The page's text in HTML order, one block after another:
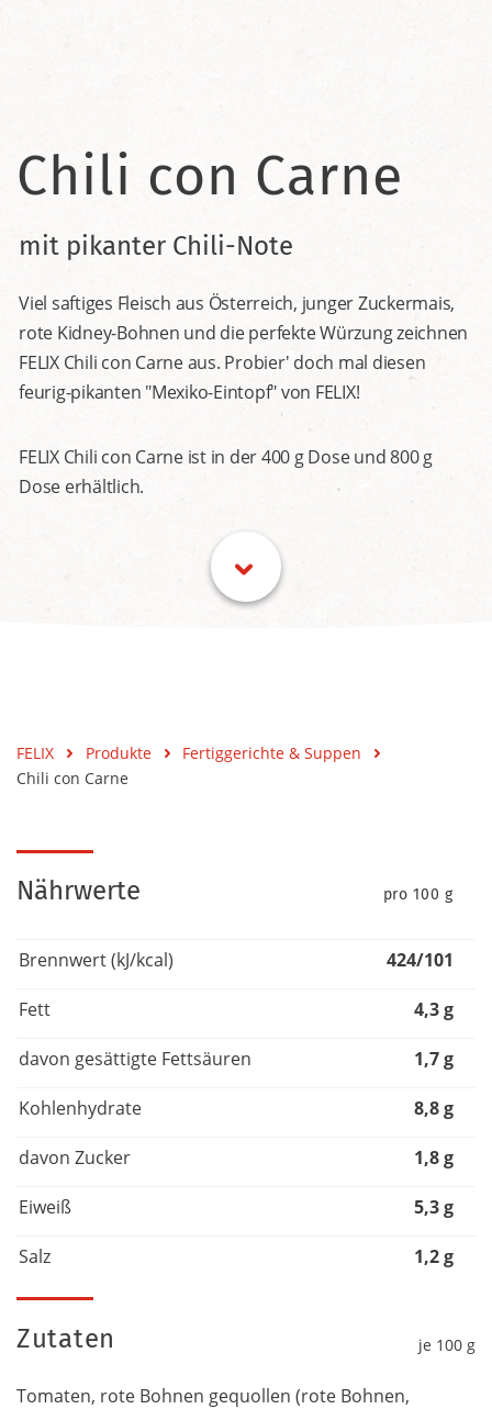
Chili con Carne
mit pikanter Chili-Note
Viel saftiges Fleisch aus Österreich, junger Zuckermais,
rote Kidney-Bohnen und die perfekte Würzung zeichnen
FELIX Chili con Carne aus. Probier' doch mal diesen
feurig-pikanten "Mexiko-Eintopf" von FELIX!
FELIX Chili con Carne ist in der 400 g Dose und 800 g
Dose erhältlich.
FELIX Produkte
Fertiggerichte & Suppen
Chili con Carne
Nährwerte pro 100 g
Brennwert (kJ/kcal) 424/101
Fett 4,3 g
davon gesättigte Fettsäuren 1,7 g
Kohlenhydrate 8,8 g
davon Zucker 1,8 g
Eiweiß 5,3 g
Salz 1,2 g
Zutaten je 100 g
Tomaten, rote Bohnen gequollen (rote Bohnen,